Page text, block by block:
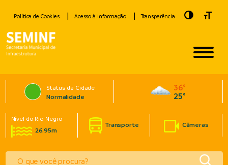
Política de Cookies Acesso à informação Transparência Toggle
Status da Cidade
Normalidade
36°
25°
Nível do Rio Negro
26.95m
Transporte Câmeras